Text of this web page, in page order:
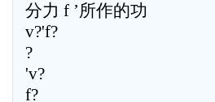
分力 f ’所作的功
v?'f?
?
'v?
f?